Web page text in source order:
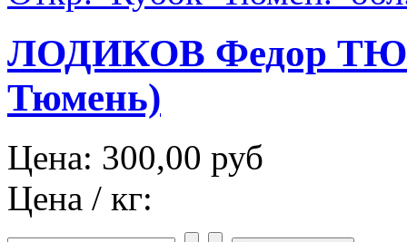
ЛОДИКОВ Федор
Тюмень)
Цена: 300,00 руб
Цена / кг: